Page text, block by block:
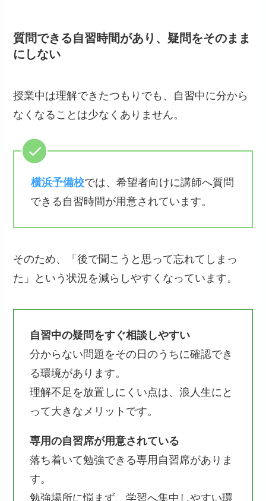
質問できる自習時間があり、疑問をそのまま
にしない
授業中は理解できたつもりでも、自習中に分から
なくなることは少なくありません。
横浜予備校では、希望者向けに講師へ質問
できる自習時間が用意されています。
そのため、「後で聞こうと思って忘れてしまっ
た」という状況を減らしやすくなっています。
自習中の疑問をすぐ相談しやすい
分からない問題をその日のうちに確認でき
る環境があります。
理解不足を放置しにくい点は、浪人生にと
って大きなメリットです。
専用の自習席が用意されている
落ち着いて勉強できる専用自習席がありま
す。
勉強場所に悩まず、学習へ集中しやすい環